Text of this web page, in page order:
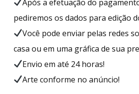
Após a efetuação do
pediremos os dados para edição
Você pode enviar pelas redes
casa ou em uma gráfica de sua
Envio em até 24 horas!
Arte conforme no anúncio!